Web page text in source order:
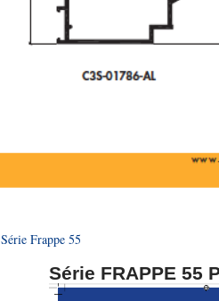
Série Frappe 55
Série FRAPPE 55